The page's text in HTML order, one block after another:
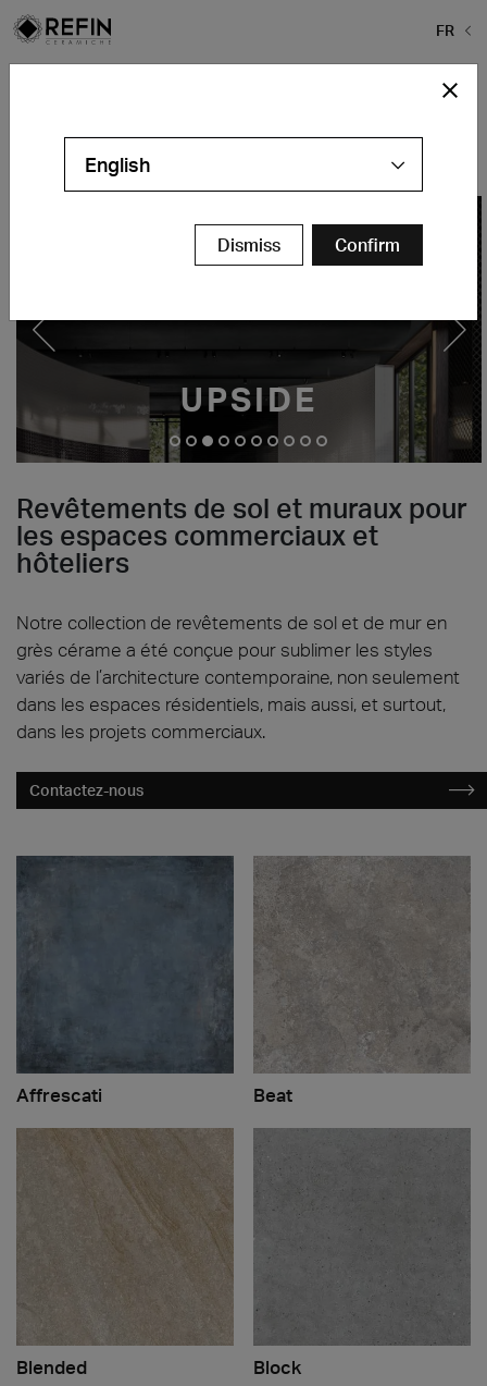
FR
Commerce & Hôtellerie
UPSIDE
COMMERCE & HÔTELLERIE
Revêtements de sol et muraux pour
les espaces commerciaux et
hôteliers
Notre collection de revêtements de sol et de mur en
grès cérame a été conçue pour sublimer les styles
variés de l’architecture contemporaine, non seulement
dans les espaces résidentiels, mais aussi, et surtout,
dans les projets commerciaux.
Contactez-nous
Affrescati Beat
Blended Block
English
Dismiss Confirm